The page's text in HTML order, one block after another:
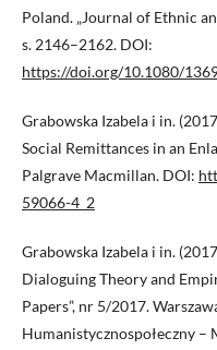
Poland. „Journal of Ethnic
s. 2146–2162. DOI:
https://doi.org/10.1080/
Grabowska Izabela i in.
Social Remittances in an
Palgrave Macmillan. DOI:
59066-4_2
Grabowska Izabela i in.
Dialoguing Theory and
Papers”, nr 5/2017.
Humanistycznospołeczny –